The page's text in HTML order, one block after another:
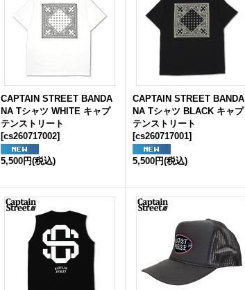
CAPTAIN STREET BANDA
NA Tシャツ WHITE キャプ
テンストリート
[cs260717002]
5,500円(税込)
CAPTAIN STREET BANDA
NA Tシャツ BLACK キャプ
テンストリート
[cs260717001]
5,500円(税込)